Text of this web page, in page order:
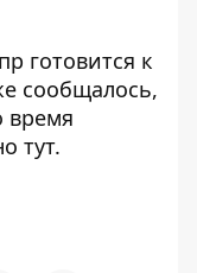
готовится к
сообщалось,
время
тут.